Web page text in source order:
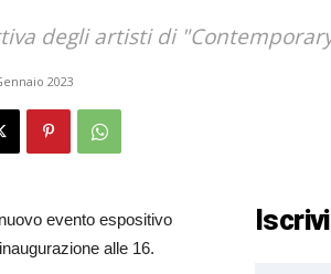
degli artisti di
2023
evento espositivo
alle 16.